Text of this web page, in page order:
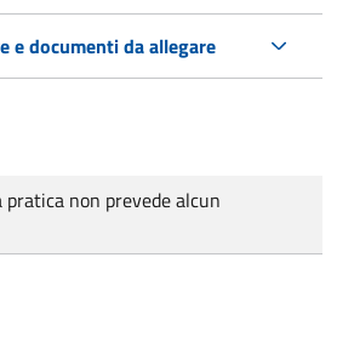
e documenti da allegare
non prevede alcun